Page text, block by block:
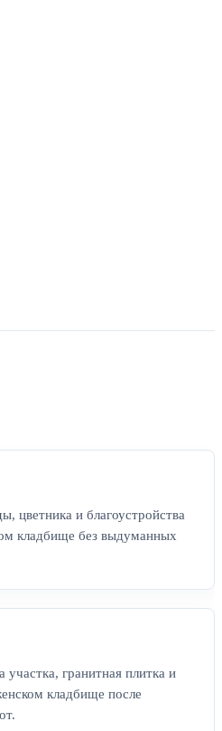
цветника и благоустройства
кладбище без выдуманных
гранитная плитка и
кладбище после